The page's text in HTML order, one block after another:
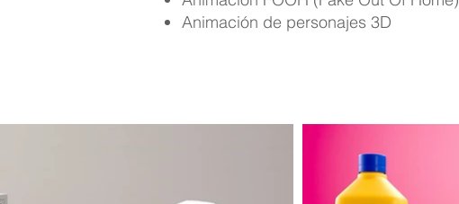
Animación de personajes 3D